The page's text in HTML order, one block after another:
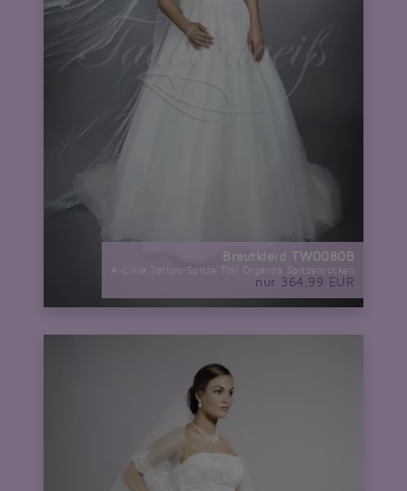
Brautkleid TW0080B
A-Linie Tattoo-Spitze Tüll Organza Spitzenrücken
nur 364,99 EUR